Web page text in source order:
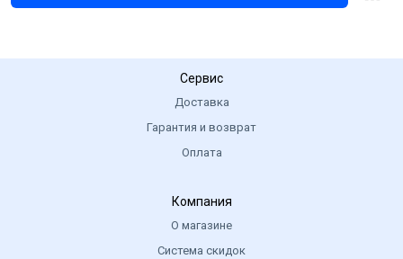
Сервис
Доставка
Гарантия и возврат
Оплата
Компания
О магазине
Система скидок